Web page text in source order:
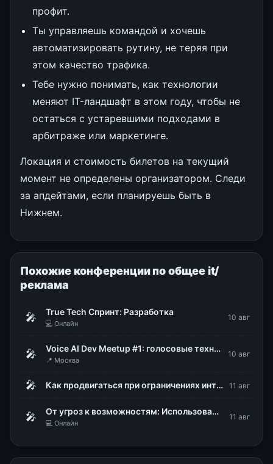
профит.
Ты управляешь командой и хочешь
автоматизировать рутину, не теряя при
этом качество трафика.
Тебе нужно понимать, как технологии
меняют IT-ландшафт в этом году, чтобы не
остаться с устаревшими подходами в
арбитраже или маркетинге.
Локация и стоимость билетов на текущий
момент не определены организатором. Следи
за апдейтами, если планируешь быть в
Нижнем.
Похожие конференции по общее it/
реклама
🎤 True Tech Спринт: Разработка
💻 Онлайн
10 авг
🎤 Voice AI Dev Meetup #1: голосовые технологии в продакшене
📍 Москва
10 авг
🎤 Как продвигаться при ограничениях интернета: белые списки, Директ и офлайн-конверсии 11 авг
🎤 От угроз к возможностям: Использование DLP для стратегического управления рисками
💻 Онлайн
11 авг